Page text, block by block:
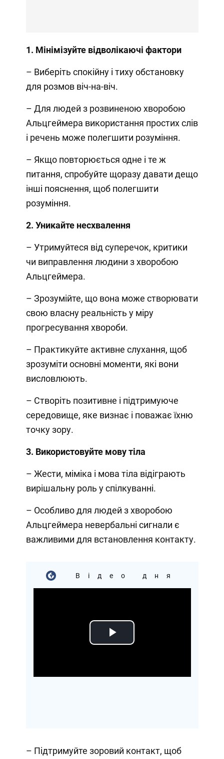
1. Мінімізуйте відволікаючі фактори
– Виберіть спокійну і тиху обстановку
для розмов віч-на-віч.
– Для людей з розвиненою хворобою
Альцгеймера використання простих слів
і речень може полегшити розуміння.
– Якщо повторюється одне і те ж
питання, спробуйте щоразу давати дещо
інші пояснення, щоб полегшити
розуміння.
2. Уникайте несхвалення
– Утримуйтеся від суперечок, критики
чи виправлення людини з хворобою
Альцгеймера.
– Зрозумійте, що вона може створювати
свою власну реальність у міру
прогресування хвороби.
– Практикуйте активне слухання, щоб
зрозуміти основні моменти, які вони
висловлюють.
– Створіть позитивне і підтримуюче
середовище, яке визнає і поважає їхню
точку зору.
3. Використовуйте мову тіла
– Жести, міміка і мова тіла відіграють
вирішальну роль у спілкуванні.
– Особливо для людей з хворобою
Альцгеймера невербальні сигнали є
важливими для встановлення контакту.
Відео дня
Play
– Підтримуйте зоровий контакт, щоб